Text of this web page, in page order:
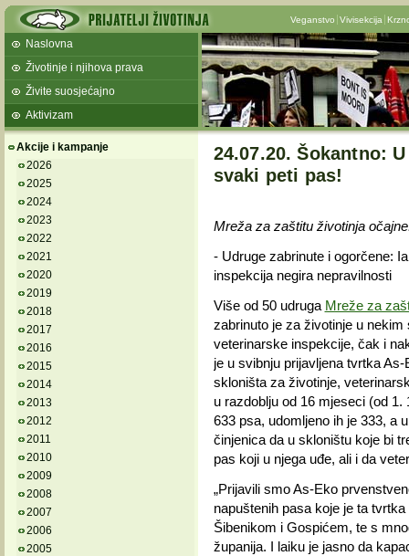
Veganstvo Vivisekcija
Naslovna
Životinje i njihova prava
Živite suosjećajno
Aktivizam
Akcije i kampanje
2026
2025
2024
2023
2022
2021
2020
2019
2018
2017
2016
2015
2014
2013
2012
2011
2010
2009
2008
2007
2006
2005
24.07.20. Šokantno:
svaki peti pas!
Mreža za zaštitu životinja
- Udruge zabrinute i ogorčene:
inspekcija negira nepravilnosti
Više od 50 udruga Mreže za
zabrinuto je za životinje u
veterinarske inspekcije, čak i
je u svibnju prijavljena tvrtka
skloništa za životinje,
u razdoblju od 16 mjeseci (od
633 psa, udomljeno ih je 333, a
činjenica da u skloništu koje bi
pas koji u njega uđe, ali i da
„Prijavili smo As-Eko
napuštenih pasa koje je ta
Šibenikom i Gospićem, te s
županija. I laiku je jasno da